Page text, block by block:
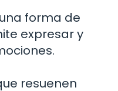
forma de
expresar y
resuenen